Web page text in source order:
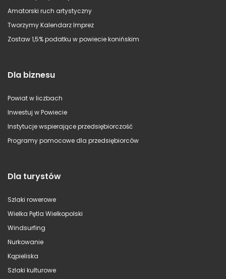
Amatorski ruch artystyczny
Tworzymy Kalendarz Imprez
Zostaw 1,5% podatku w powiecie konińskim
Dla biznesu
Powiat w liczbach
Inwestuj w Powiecie
Instytucje wspierające przedsiębiorczość
Programy pomocowe dla przedsiębiorców
Dla turystów
Szlaki rowerowe
Wielka Pętla Wielkopolski
Windsurfing
Nurkowanie
Kąpieliska
Szlaki kulturowe